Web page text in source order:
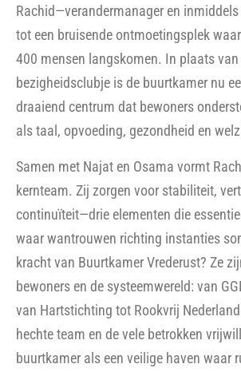
Rachid—verandermanager en
tot een bruisende ontmoetingsplek
400 mensen langskomen. In plaats van
bezigheidsclubje is de buurtkamer nu
draaiend centrum dat bewoners
als taal, opvoeding, gezondheid en
Samen met Najat en Osama vormt
kernteam. Zij zorgen voor stabiliteit,
continuïteit—drie elementen die
waar wantrouwen richting instanties
kracht van Buurtkamer Vrederust? Ze
bewoners en de systeemwereld: van
van Hartstichting tot Rookvrij
hechte team en de vele betrokken
buurtkamer als een veilige haven waar